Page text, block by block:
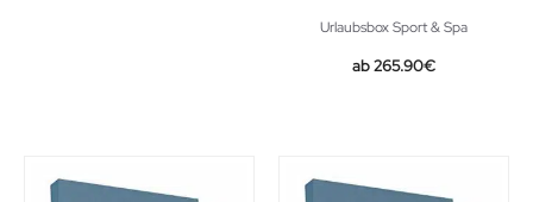
Urlaubsbox Sport & Spa
265.90€